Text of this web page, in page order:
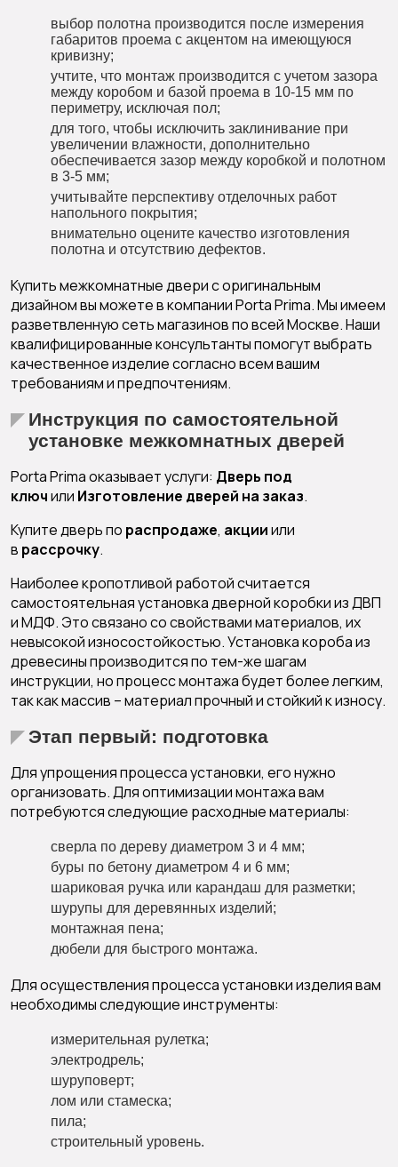
выбор полотна производится после измерения
габаритов проема с акцентом на имеющуюся
кривизну;
учтите, что монтаж производится с учетом зазора
между коробом и базой проема в 10-15 мм по
периметру, исключая пол;
для того, чтобы исключить заклинивание при
увеличении влажности, дополнительно
обеспечивается зазор между коробкой и полотном
в 3-5 мм;
учитывайте перспективу отделочных работ
напольного покрытия;
внимательно оцените качество изготовления
полотна и отсутствию дефектов.
Купитьмежкомнатные дверис оригинальным
дизайном вы можете в компании Porta Prima. Мы имеем
разветвленную сеть магазинов по всей Москве. Наши
квалифицированные консультанты помогут выбрать
качественное изделие согласно всем вашим
требованиям и предпочтениям.
Инструкция по самостоятельной
установке межкомнатных дверей
Porta Prima оказывает услуги: Дверь под
ключили Изготовление дверей на заказ.
Купите дверь по распродаже, акцииили
в рассрочку.
Наиболее кропотливой работой считается
самостоятельная установка дверной коробки из ДВП
и МДФ. Это связано со свойствами материалов, их
невысокой износостойкостью. Установка короба из
древесины производится по тем-же шагам
инструкции, но процесс монтажа будет более легким,
так как массив – материал прочный и стойкий к износу.
Этап первый: подготовка
Для упрощения процесса установки, его нужно
организовать. Для оптимизации монтажа вам
потребуются следующие расходные материалы:
сверла по дереву диаметром 3 и 4 мм;
буры по бетону диаметром 4 и 6 мм;
шариковая ручка или карандаш для разметки;
шурупы для деревянных изделий;
монтажная пена;
дюбели для быстрого монтажа.
Для осуществления процесса установки изделия вам
необходимы следующие инструменты:
измерительная рулетка;
электродрель;
шуруповерт;
лом или стамеска;
пила;
строительный уровень.